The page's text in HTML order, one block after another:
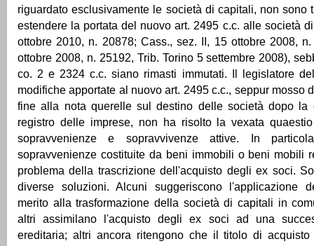
riguardato esclusivamente le società di capitali, non sono
estendere la portata del nuovo art. 2495 c.c. alle società
ottobre 2010, n. 20878; Cass., sez. II, 15 ottobre 2008,
ottobre 2008, n. 25192, Trib. Torino 5 settembre 2008),
co. 2 e 2324 c.c. siano rimasti immutati. Il legislatore
modifiche apportate al nuovo art. 2495 c.c., seppur mosso
fine alla nota querelle sul destino delle società dopo la
registro delle imprese, non ha risolto la vexata
sopravvenienze e sopravvivenze attive. In
sopravvenienze costituite da beni immobili o beni mobili
problema della trascrizione dell'acquisto degli ex soci.
diverse soluzioni. Alcuni suggeriscono l'applicazione
merito alla trasformazione della società di capitali in
altri assimilano l'acquisto degli ex soci ad una
ereditaria; altri ancora ritengono che il titolo di